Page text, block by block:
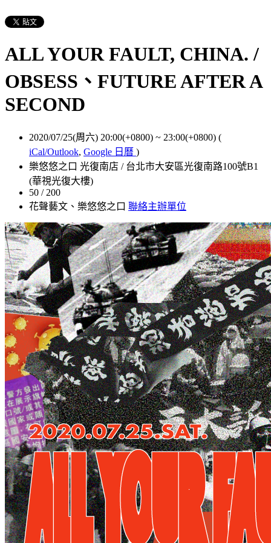
ALL YOUR FAULT, CHINA. /
OBSESS、FUTURE AFTER A
SECOND
2020/07/25(周六) 20:00(+0800) ~ 23:00(+0800) (
iCal/Outlook, Google 日曆 )
樂悠悠之口 光復南店 / 台北市大安區光復南路100號B1
(華視光復大樓)
50 / 200
花聲藝文、樂悠悠之口 聯絡主辦單位